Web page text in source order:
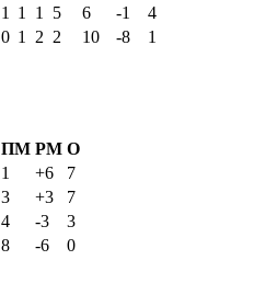
1 1 1 5 6 -1
4
0 1 2 2 10 -8
1
ПМ РМ О
1 +6
7
3 +3
7
4 -3
3
8 -6
0